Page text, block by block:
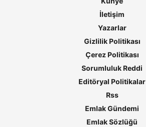
İletişim
Yazarlar
Gizlilik Politikası
Çerez Politikası
Sorumluluk Reddi
Editöryal Politikalar
Rss
Emlak Gündemi
Emlak Sözlüğü